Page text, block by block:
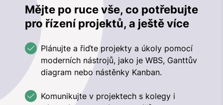
Mějte po ruce vše, co potřebujte
pro řízení projektů, a ještě více
Plánujte a řiďte projekty a úkoly pomocí
moderních nástrojů, jako je WBS, Ganttův
diagram nebo nástěnky Kanban.
Komunikujte v projektech s kolegy i